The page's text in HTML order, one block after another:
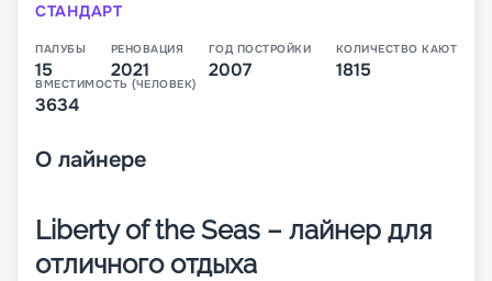
СТАНДАРТ
ПАЛУБЫ
15
РЕНОВАЦИЯ
2021
ГОД ПОСТРОЙКИ
2007
КОЛИЧЕСТВО КАЮТ
1815
ВМЕСТИМОСТЬ (ЧЕЛОВЕК)
3634
О лайнере
Liberty of the Seas – лайнер для
отличного отдыха